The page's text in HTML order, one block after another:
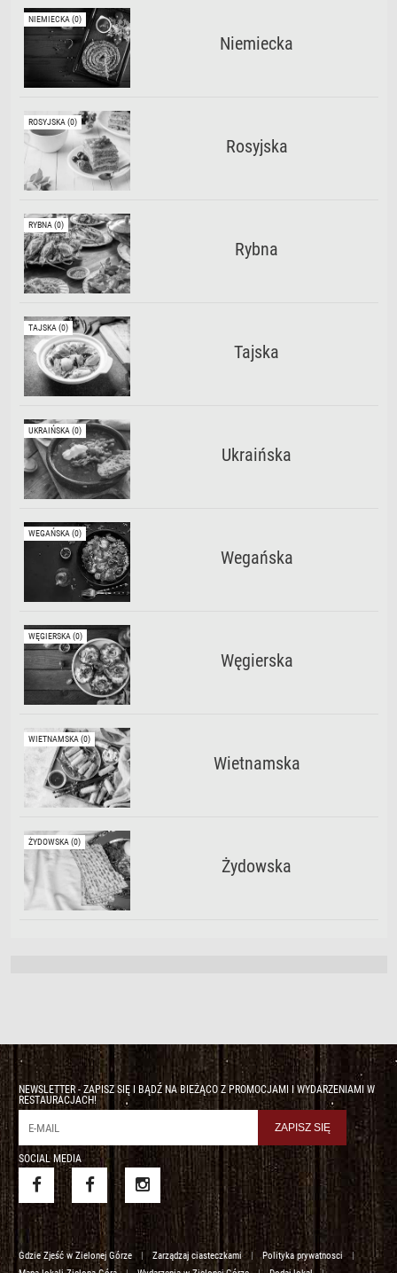
NIEMIECKA (0)
Niemiecka
ROSYJSKA (0)
Rosyjska
RYBNA (0)
Rybna
TAJSKA (0)
Tajska
UKRAIŃSKA (0)
Ukraińska
WEGAŃSKA (0)
Wegańska
WĘGIERSKA (0)
Węgierska
WIETNAMSKA (0)
Wietnamska
ŻYDOWSKA (0)
Żydowska
NEWSLETTER - ZAPISZ SIĘ I BĄDŹ NA BIEŻĄCO Z PROMOCJAMI I WYDARZENIAMI W
RESTAURACJACH!
SOCIAL MEDIA
Gdzie Zjeść w Zielonej Górze | Zarządzaj ciasteczkami | Polityka prywatnosci
|